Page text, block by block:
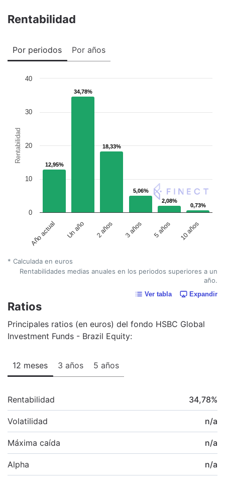
Rentabilidad
Por periodos Por años
Rentabilidad
12,95%
12,95%
34,78%
34,78%
18,33%
18,33%
5,06%
5,06%
2,08%
2,08%
0,73%
0,73%
Año actual Un año 2 años 3 años 5 años 10 años
0
10
20
30
40
* Calculada en euros
Rentabilidades medias anuales en los periodos superiores a un
año.
Ver tabla Expandir
Ratios
Principales ratios (en euros) del fondo HSBC Global
Investment Funds - Brazil Equity:
12 meses 3 años 5 años
Rentabilidad 34,78%
Volatilidad n/a
Máxima caída n/a
Alpha n/a